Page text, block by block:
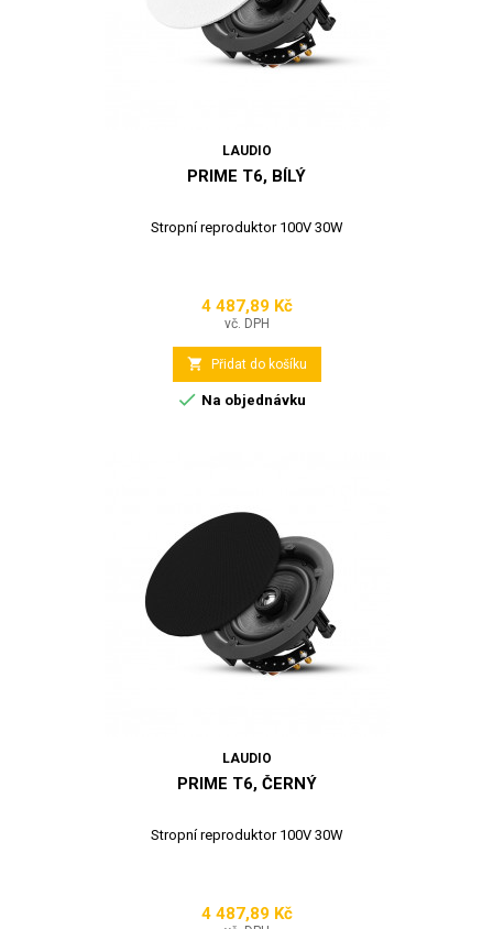
LAUDIO
PRIME T6, BÍLÝ
Stropní reproduktor 100V 30W
Cena
4 487,89 Kč
vč. DPH
 Přidat do košíku
 Na objednávku
LAUDIO
PRIME T6, ČERNÝ
Stropní reproduktor 100V 30W
Cena
4 487,89 Kč